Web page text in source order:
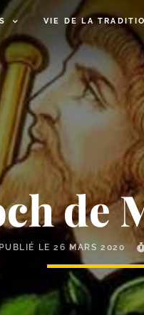
VIE DE LA
de
PUBLIÉ LE26 MARS 2020